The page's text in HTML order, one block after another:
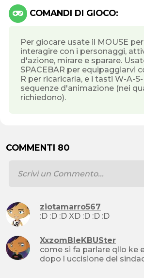
COMANDI DI GIOCO:
Per giocare usate il MOUSE
interagire con i personaggi,
d'azione, mirare e sparare.
SPACEBAR per equipaggiarvi
R per ricaricarla, e i tasti W-A-
sequenze d'animazione (nei
richiedono).
COMMENTI 80
ziotamarro567
:D :D :D XD :D :D :D
XxzomBIeKBUSter
come si fa parlare qllo ke
dopo l uccisione del